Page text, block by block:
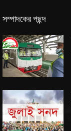
সম্পাদকের পছন্দ